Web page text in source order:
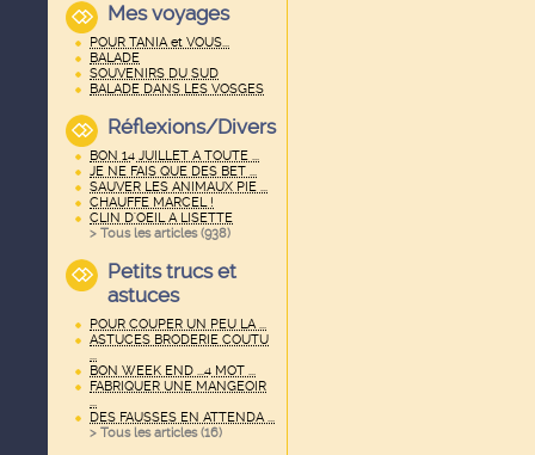
Mes voyages
POUR TANIA et VOUS...
BALADE
SOUVENIRS DU SUD
BALADE DANS LES VOSGES
Réflexions/Divers
BON 14 JUILLET A TOUTE ...
JE NE FAIS QUE DES BET ...
SAUVER LES ANIMAUX PIE ...
CHAUFFE MARCEL !
CLIN D'OEIL A LISETTE
> Tous les articles (938)
Petits trucs et
astuces
POUR COUPER UN PEU LA ...
ASTUCES BRODERIE COUTU
...
BON WEEK END ...4 MOT ...
FABRIQUER UNE MANGEOIR
...
DES FAUSSES EN ATTENDA ...
> Tous les articles (16)